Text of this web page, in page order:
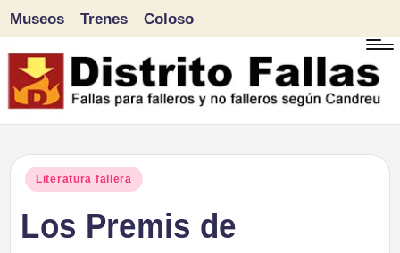
Saltar
al
Museos Trenes Coloso
Publicado
Literatura fallera
Los Premis de